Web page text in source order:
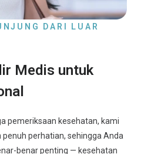
DARI LUAR
Medis untuk
pemeriksaan kesehatan, kami
perhatian, sehingga Anda
benar penting — kesehatan